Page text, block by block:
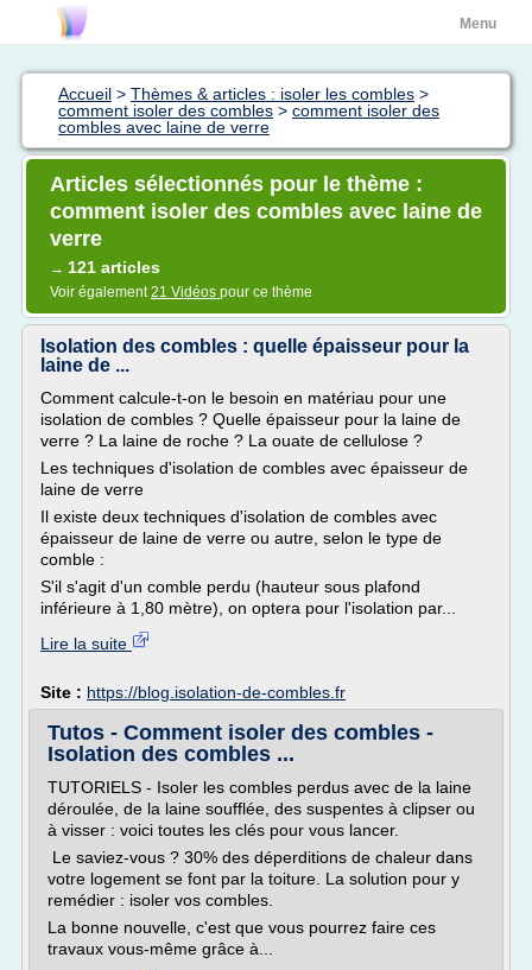
Menu
Accueil > Thèmes & articles : isoler les combles >
comment isoler des combles > comment isoler des
combles avec laine de verre
Articles sélectionnés pour le thème :
comment isoler des combles avec laine de
verre
→ 121 articles
Voir également21 Vidéos pour ce thème
Isolation des combles : quelle épaisseur pour la
laine de ...
Comment calcule-t-on le besoin en matériau pour une
isolation de combles ? Quelle épaisseur pour la laine de
verre ? La laine de roche ? La ouate de cellulose ?
Les techniques d'isolation de combles avec épaisseur de
laine de verre
Il existe deux techniques d'isolation de combles avec
épaisseur de laine de verre ou autre, selon le type de
comble :
S'il s'agit d'un comble perdu (hauteur sous plafond
inférieure à 1,80 mètre), on optera pour l'isolation par...
Lire la suite
Site : https://blog.isolation-de-combles.fr
Tutos - Comment isoler des combles -
Isolation des combles ...
TUTORIELS - Isoler les combles perdus avec de la laine
déroulée, de la laine soufflée, des suspentes à clipser ou
à visser : voici toutes les clés pour vous lancer.
Le saviez-vous ? 30% des déperditions de chaleur dans
votre logement se font par la toiture. La solution pour y
remédier : isoler vos combles.
La bonne nouvelle, c'est que vous pourrez faire ces
travaux vous-même grâce à...